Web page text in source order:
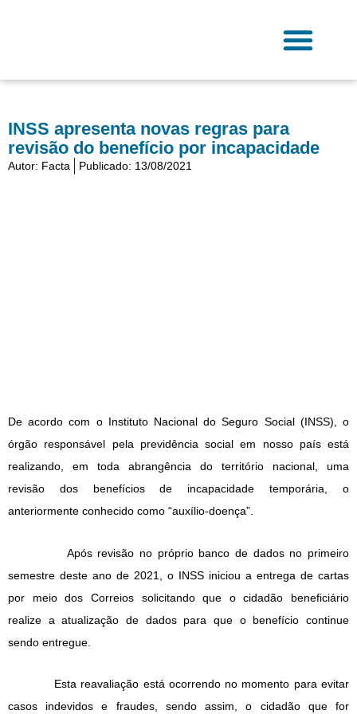
INSS apresenta novas regras para
revisão do benefício por incapacidade
Autor: Facta Publicado: 13/08/2021
De acordo com o Instituto Nacional do Seguro Social (INSS), o
órgão responsável pela previdência social em nosso país está
realizando, em toda abrangência do território nacional, uma
revisão dos benefícios de incapacidade temporária, o
anteriormente conhecido como “auxílio-doença”.
Após revisão no próprio banco de dados no primeiro
semestre deste ano de 2021, o INSS iniciou a entrega de cartas
por meio dos Correios solicitando que o cidadão beneficiário
realize a atualização de dados para que o benefício continue
sendo entregue.
Esta reavaliação está ocorrendo no momento para evitar
casos indevidos e fraudes, sendo assim, o cidadão que for